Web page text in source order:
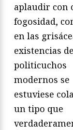
aplaudir con
fogosidad,
en las
existencias
politicuchos
modernos se
estuviese
un tipo que